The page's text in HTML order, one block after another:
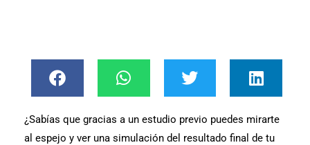
¿Sabías que gracias a un estudio previo puedes mirarte
al espejo y ver una simulación del resultado final de tu